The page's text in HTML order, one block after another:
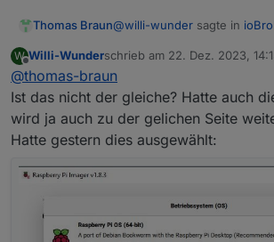
Thomas Braun@willi-wunder sagte in
ausgewählt?
Was hast du denn
Mach es mit dem Imager:
https://forum.iobroker.net/
(Der sieht glaube ich
W
Offline
Willi-Wunderschrieb am 22. Dez. 2023,
zuletzt editiert von
@thomas-braun
Ist das nicht der gleiche? Hatte auch
wird ja auch zu der gelichen Seite
Hatte gestern dies ausgewählt: